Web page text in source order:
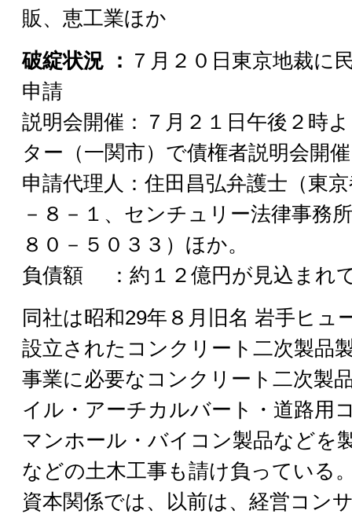
販、恵工業ほか
破綻状況 ： ７月２０日東京地裁に
申請
説明会開催：７月２１日午後２時
ター（一関市）で債権者説明会開
申請代理人：住田昌弘弁護士（東
－８－１、センチュリー法律事務
８０－５０３３）ほか。
負債額 ：約１２億円が見込まれ
同社は昭和29年８月旧名 岩手ヒュ
設立されたコンクリート二次製品
事業に必要なコンクリート二次製
イル・アーチカルバート・道路用
マンホール・バイコン製品などを
などの土木工事も請け負っている
資本関係では、以前は、経営コン